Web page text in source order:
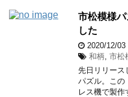
市松模様
した
2020/12/03
和柄 市松
先日リリース
パズル。この
レス機で製